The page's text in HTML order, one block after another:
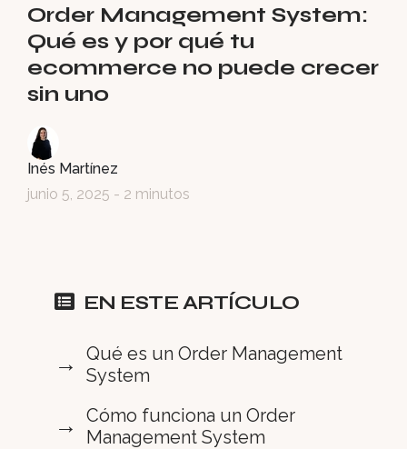
Order Management System:
Qué es y por qué tu
ecommerce no puede crecer
sin uno
Inés Martínez
junio 5, 2025 - 2 minutos
EN ESTE ARTÍCULO
Qué es un Order Management
System
Cómo funciona un Order
Management System